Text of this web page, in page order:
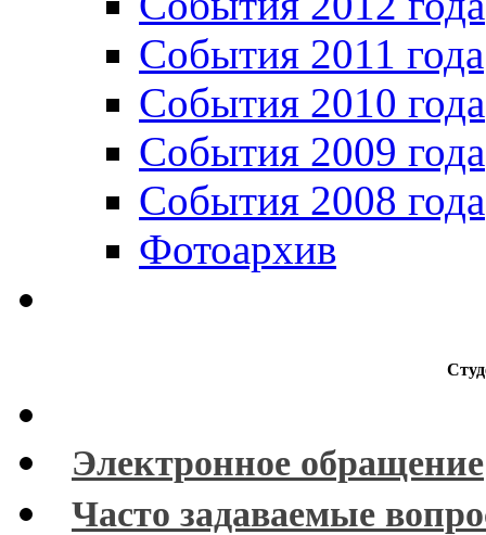
События 2011 года
События 2010 года
События 2009 года
События 2008 года
Фотоархив
Электронное обращение
Часто задаваемые